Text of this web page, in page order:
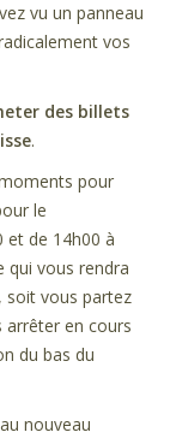
vu un panneau
vos
des billets
.
pour
le
et de 14h00 à
qui vous rendra
soit vous partez
arrêter en cours
du bas du
nouveau